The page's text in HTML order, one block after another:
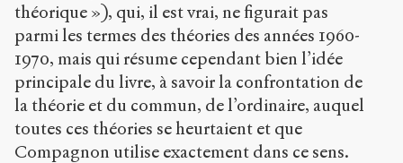
théorique »), qui, il est vrai, ne figurait pas
parmi les termes des théories des années 1960-
1970, mais qui résume cependant bien l’idée
principale du livre, à savoir la confrontation de
la théorie et du commun, de l’ordinaire, auquel
toutes ces théories se heurtaient et que
Compagnon utilise exactement dans ce sens.